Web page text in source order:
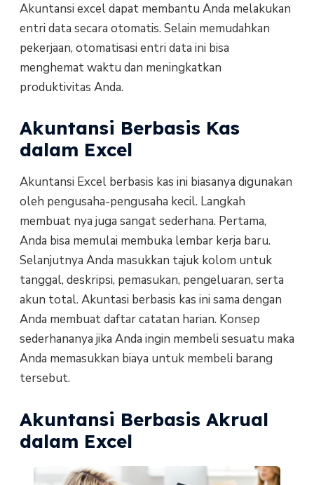
Akuntansi excel dapat membantu Anda melakukan
entri data secara otomatis. Selain memudahkan
pekerjaan, otomatisasi entri data ini bisa
menghemat waktu dan meningkatkan
produktivitas Anda.
Akuntansi Berbasis Kas
dalam Excel
Akuntansi Excel berbasis kas ini biasanya digunakan
oleh pengusaha-pengusaha kecil. Langkah
membuat nya juga sangat sederhana. Pertama,
Anda bisa memulai membuka lembar kerja baru.
Selanjutnya Anda masukkan tajuk kolom untuk
tanggal, deskripsi, pemasukan, pengeluaran, serta
akun total. Akuntasi berbasis kas ini sama dengan
Anda membuat daftar catatan harian. Konsep
sederhananya jika Anda ingin membeli sesuatu maka
Anda memasukkan biaya untuk membeli barang
tersebut.
Akuntansi Berbasis Akrual
dalam Excel